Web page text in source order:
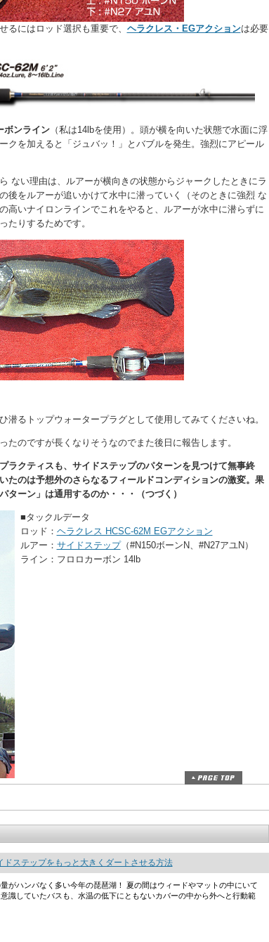
るにはロッド選択も重要で、 ヘラクレス・EGアクションは必要
ボンライン（私は14lbを使用）。頭が横を向いた状態で水面に浮
クを加えると「ジュバッ！」とバブルを発生。強烈にアピール
ない理由は、ルアーが横向きの状態からジャークしたときにラ
後をルアーが追いかけて水中に潜っていく（そのときに強烈 な
高いナイロンラインでこれをやると、ルアーが水中に潜らずに
たりするためです。
潜るトップウォータープラグとして使用してみてくださいね。
たのですが長くなりそうなのでまた後日に報告します。
ラクティスも、サイドステップのパターンを見つけて無事終
たのは予想外のさらなるフィールドコンディションの激変。果
ターン」は通用するのか・・・（つづく）
■タックルデータ
ロッド： ヘラクレス HCSC-62M EGアクション
ルアー： サイドステップ（#N150ボーンN、#N27アユN）
ライン：フロロカーボン 14lb
ドステップをもっと大きくダートさせる方法
がハンパなく多い今年の琵琶湖！ 夏の間はウィードやマットの中にいて
識していたバスも、水温の低下にともないカバーの中から外へと行動範